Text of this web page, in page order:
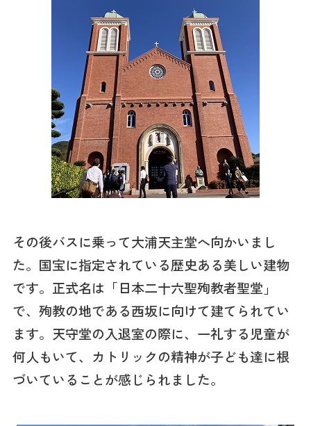
その後バスに乗って大浦天主堂へ向かいまし
た。国宝に指定されている歴史ある美しい建物
です。正式名は「日本二十六聖殉教者聖堂」
で、殉教の地である西坂に向けて建てられてい
ます。天守堂の入退室の際に、一礼する児童が
何人もいて、カトリックの精神が子ども達に根
づいていることが感じられました。